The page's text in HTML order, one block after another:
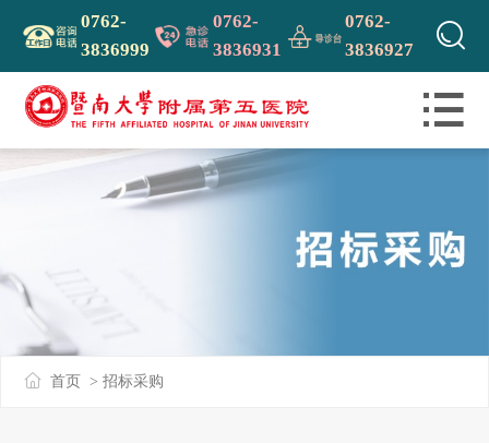
0762-
3836999
0762-
3836931
0762-
3836927

 首页 > 招标采购